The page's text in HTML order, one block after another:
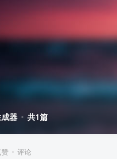
器 共1篇
赞 评论